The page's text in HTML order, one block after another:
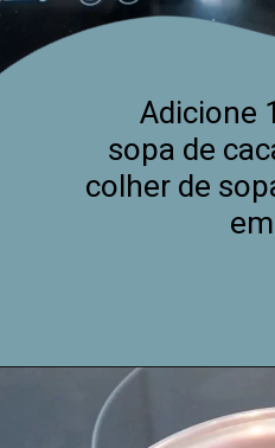
Adicione
sopa de
colher de